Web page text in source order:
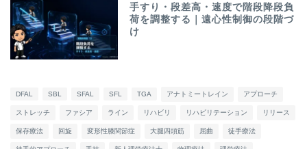
手すり・段差高・速度で階段降段負
荷を調整する｜遠心性制御の段階づ
け
DFAL SBL SFAL SFL TGA アナトミートレイン アプローチ
ストレッチ ファシア ライン リハビリ リハビリテーション リリース
保存療法 回旋 変形性膝関節症 大腿四頭筋 屈曲 徒手療法